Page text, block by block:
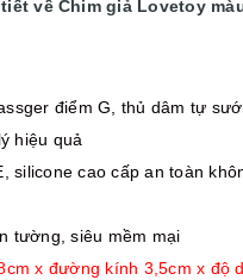
về Chim giả Lovetoy
điểm G, thủ dâm tự
hiệu quả
silicone cao cấp an toàn
tường, siêu mềm mại
x đường kính 3,5cm x độ